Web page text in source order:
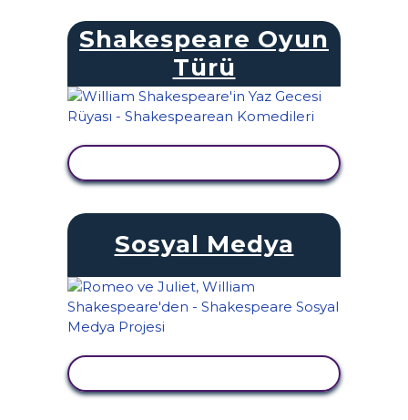
Shakespeare Oyun
Türü
Sosyal Medya